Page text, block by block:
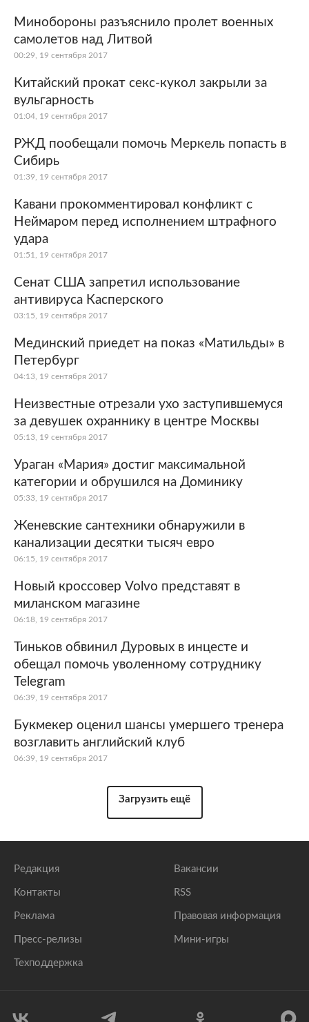
Минобороны разъяснило пролет военных
самолетов над Литвой
00:29, 19 сентября 2017
Китайский прокат секс-кукол закрыли за
вульгарность
01:04, 19 сентября 2017
РЖД пообещали помочь Меркель попасть в
Сибирь
01:39, 19 сентября 2017
Кавани прокомментировал конфликт с
Неймаром перед исполнением штрафного
удара
01:51, 19 сентября 2017
Сенат США запретил использование
антивируса Касперского
03:15, 19 сентября 2017
Мединский приедет на показ «Матильды» в
Петербург
04:13, 19 сентября 2017
Неизвестные отрезали ухо заступившемуся
за девушек охраннику в центре Москвы
05:13, 19 сентября 2017
Ураган «Мария» достиг максимальной
категории и обрушился на Доминику
05:33, 19 сентября 2017
Женевские сантехники обнаружили в
канализации десятки тысяч евро
06:15, 19 сентября 2017
Новый кроссовер Volvo представят в
миланском магазине
06:18, 19 сентября 2017
Тиньков обвинил Дуровых в инцесте и
обещал помочь уволенному сотруднику
Telegram
06:39, 19 сентября 2017
Букмекер оценил шансы умершего тренера
возглавить английский клуб
06:39, 19 сентября 2017
Загрузить ещё
Редакция
Контакты
Реклама
Пресс-релизы
Техподдержка
Вакансии
RSS
Правовая информация
Мини-игры